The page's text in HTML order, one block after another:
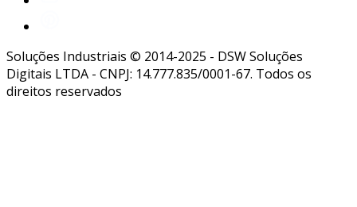
Soluções Industriais © 2014-2025 - DSW Soluções
Digitais LTDA - CNPJ: 14.777.835/0001-67. Todos os
direitos reservados